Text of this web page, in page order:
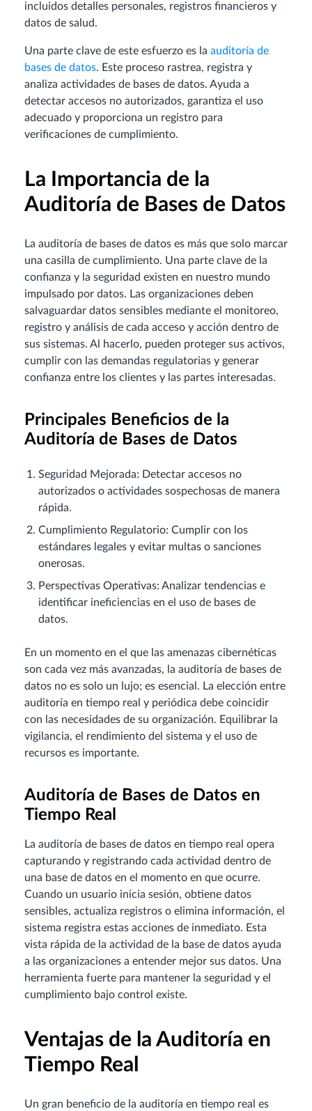
incluidos detalles personales, registros financieros y
datos de salud.
Una parte clave de este esfuerzo es la auditoría de
bases de datos. Este proceso rastrea, registra y
analiza actividades de bases de datos. Ayuda a
detectar accesos no autorizados, garantiza el uso
adecuado y proporciona un registro para
verificaciones de cumplimiento.
La Importancia de la
Auditoría de Bases de Datos
La auditoría de bases de datos es más que solo marcar
una casilla de cumplimiento. Una parte clave de la
confianza y la seguridad existen en nuestro mundo
impulsado por datos. Las organizaciones deben
salvaguardar datos sensibles mediante el monitoreo,
registro y análisis de cada acceso y acción dentro de
sus sistemas. Al hacerlo, pueden proteger sus activos,
cumplir con las demandas regulatorias y generar
confianza entre los clientes y las partes interesadas.
Principales Beneficios de la
Auditoría de Bases de Datos
Seguridad Mejorada: Detectar accesos no
autorizados o actividades sospechosas de manera
rápida.
Cumplimiento Regulatorio: Cumplir con los
estándares legales y evitar multas o sanciones
onerosas.
Perspectivas Operativas: Analizar tendencias e
identificar ineficiencias en el uso de bases de
datos.
En un momento en el que las amenazas cibernéticas
son cada vez más avanzadas, la auditoría de bases de
datos no es solo un lujo; es esencial. La elección entre
auditoría en tiempo real y periódica debe coincidir
con las necesidades de su organización. Equilibrar la
vigilancia, el rendimiento del sistema y el uso de
recursos es importante.
Auditoría de Bases de Datos en
Tiempo Real
La auditoría de bases de datos en tiempo real opera
capturando y registrando cada actividad dentro de
una base de datos en el momento en que ocurre.
Cuando un usuario inicia sesión, obtiene datos
sensibles, actualiza registros o elimina información, el
sistema registra estas acciones de inmediato. Esta
vista rápida de la actividad de la base de datos ayuda
a las organizaciones a entender mejor sus datos. Una
herramienta fuerte para mantener la seguridad y el
cumplimiento bajo control existe.
Ventajas de la Auditoría en
Tiempo Real
Un gran beneficio de la auditoría en tiempo real es